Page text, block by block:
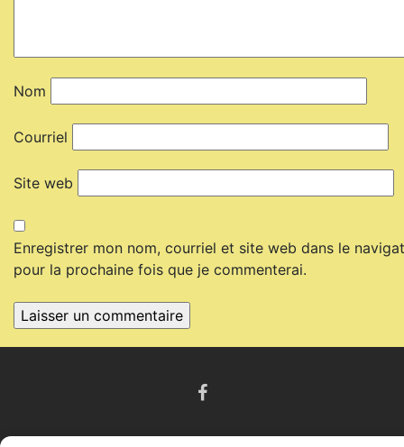
Nom
Courriel
Site web
Enregistrer mon nom, courriel et site web dans le
pour la prochaine fois que je commenterai.